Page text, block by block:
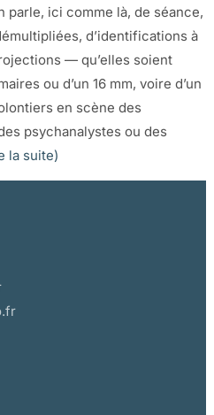
parle, ici comme là, de séance,
d’identifications à
— qu’elles soient
ou d’un 16 mm, voire d’un
en scène des
psychanalystes ou des
la suite)